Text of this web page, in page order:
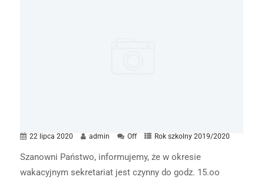
22 lipca 2020 admin Off Rok szkolny 2019/2020
Szanowni Państwo, informujemy, że w okresie
wakacyjnym sekretariat jest czynny do godz. 15.oo